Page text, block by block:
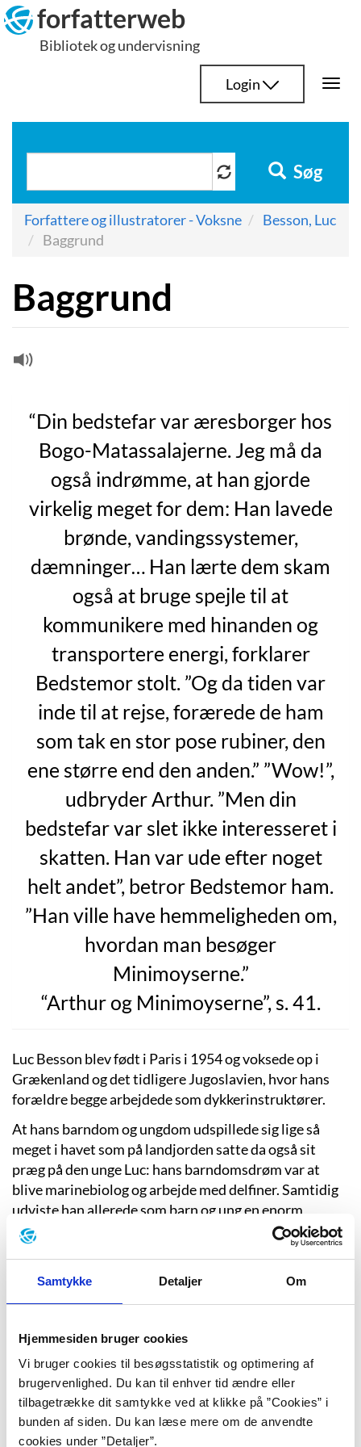
Samtykke Detaljer Om
Hjemmesiden bruger cookies
Vi bruger cookies til besøgsstatistik og optimering af
brugervenlighed. Du kan til enhver tid ændre eller
tilbagetrække dit samtykke ved at klikke på ”Cookies” i
bunden af siden. Du kan læse mere om de anvendte
cookies under ”Detaljer”.
Hop
til
indhold
forfatterweb
Bibliotek og undervisning
Login
Søg
Forfattere og illustratorer - Voksne
Besson, Luc
Baggrund
Baggrund
“Din bedstefar var æresborger hos
Bogo-Matassalajerne. Jeg må da
også indrømme, at han gjorde
virkelig meget for dem: Han lavede
brønde, vandingssystemer,
dæmninger… Han lærte dem skam
også at bruge spejle til at
kommunikere med hinanden og
transportere energi, forklarer
Bedstemor stolt. ”Og da tiden var
inde til at rejse, forærede de ham
som tak en stor pose rubiner, den
ene større end den anden.” ”Wow!”,
udbryder Arthur. ”Men din
bedstefar var slet ikke interesseret i
skatten. Han var ude efter noget
helt andet”, betror Bedstemor ham.
”Han ville have hemmeligheden om,
hvordan man besøger
Minimoyserne.”
“Arthur og Minimoyserne”, s. 41.
Luc Besson blev født i Paris i 1954 og voksede op i
Grækenland og det tidligere Jugoslavien, hvor hans
forældre begge arbejdede som dykkerinstruktører.
At hans barndom og ungdom udspillede sig lige så
meget i havet som på landjorden satte da også sit
præg på den unge Luc: hans barndomsdrøm var at
blive marinebiolog og arbejde med delfiner. Samtidig
udviste han allerede som barn og ung en enorm
kreativitet og skriveglæde, måske fordi han ikke havde
adgang til tv, før han blev seksten år.
Som syttenårig kom han ud for en ulykke, mens han
dykkede, hvilket satte en stopper for hans ambitioner
og søgte ind på filmakademiet. Her blev han afvist, og
da det samme filmakademi femten år senere
inviterede ham til at undervise hos dem, var det
Bessons tur til at afvise dem. Han svarede, at hvis han
skulle undervise nogle, så skulle det være dem, som
ikke passede ind i filmakademiets smag. I stedet tog